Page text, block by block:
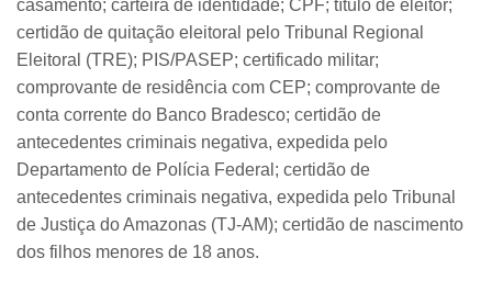
casamento; carteira de identidade; CPF; título de eleitor;
certidão de quitação eleitoral pelo Tribunal Regional
Eleitoral (TRE); PIS/PASEP; certificado militar;
comprovante de residência com CEP; comprovante de
conta corrente do Banco Bradesco; certidão de
antecedentes criminais negativa, expedida pelo
Departamento de Polícia Federal; certidão de
antecedentes criminais negativa, expedida pelo Tribunal
de Justiça do Amazonas (TJ-AM); certidão de nascimento
dos filhos menores de 18 anos.